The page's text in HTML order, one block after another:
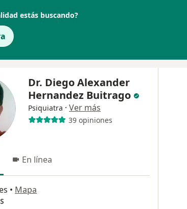
estás buscando?
Dr. Diego Alexander
Hernandez Buitrago
Psiquiatra · Ver más
39 opiniones
En línea
• Mapa